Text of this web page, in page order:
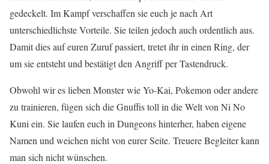
gedeckelt. Im Kampf verschaffen sie euch je nach Art
unterschiedlichste Vorteile. Sie teilen jedoch auch ordentlich aus.
Damit dies auf euren Zuruf passiert, tretet ihr in einen Ring, der
um sie entsteht und bestätigt den Angriff per Tastendruck.
Obwohl wir es lieben Monster wie Yo-Kai, Pokemon oder andere
zu trainieren, fügen sich die Gnuffis toll in die Welt von Ni No
Kuni ein. Sie laufen euch in Dungeons hinterher, haben eigene
Namen und weichen nicht von eurer Seite. Treuere Begleiter kann
man sich nicht wünschen.